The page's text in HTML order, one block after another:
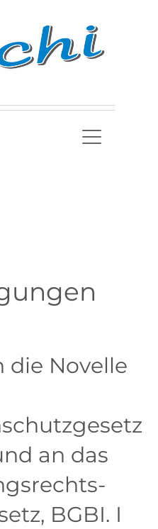
die Novelle
an das
BGBI. I